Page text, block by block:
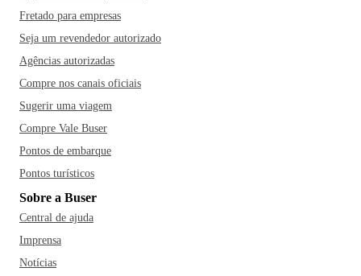
Fretado para empresas
Seja um revendedor autorizado
Agências autorizadas
Compre nos canais oficiais
Sugerir uma viagem
Compre Vale Buser
Pontos de embarque
Pontos turísticos
Sobre a Buser
Central de ajuda
Imprensa
Notícias